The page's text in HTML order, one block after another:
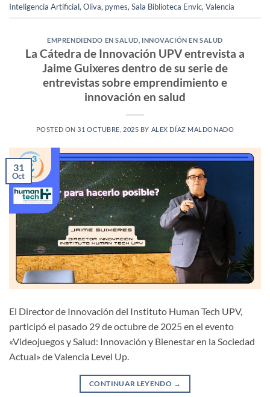
Inteligencia Artificial, Oliva, pymes, Sala Biblioteca Envic, Valencia
EMPRENDIENDO EN SALUD INNOVACIÓN EN SALUD
La Cátedra de Innovación UPV entrevista a
Jaime Guixeres dentro de su serie de
entrevistas sobre emprendimiento e
innovación en salud
POSTED ON31 OCTUBRE, 2025 BY ALEX DÍAZ MALDONADO
31
Oct
El Director de Innovación del Instituto Human Tech UPV,
participó el pasado 29 de octubre de 2025 en el evento
«Videojuegos y Salud: Innovación y Bienestar en la Sociedad
Actual» de Valencia Level Up.
CONTINUAR LEYENDO →